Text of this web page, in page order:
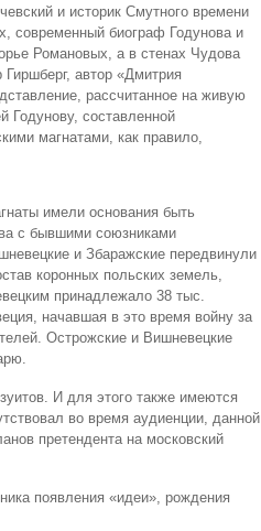
и историк Смутного времени
современный биограф Годунова и
Романовых, а в стенах Чудова
автор «Дмитрия
рассчитанное на живую
Годунову, составленной
магнатами, как правило,
имели основания быть
с бывшими союзниками
и Збаражские передвинули
коронных польских земель,
принадлежало 38 тыс.
начавшая в это время войну за
Острожские и Вишневецкие
И для этого также имеются
во время аудиенции, данной
претендента на московский
появления «идеи», рождения